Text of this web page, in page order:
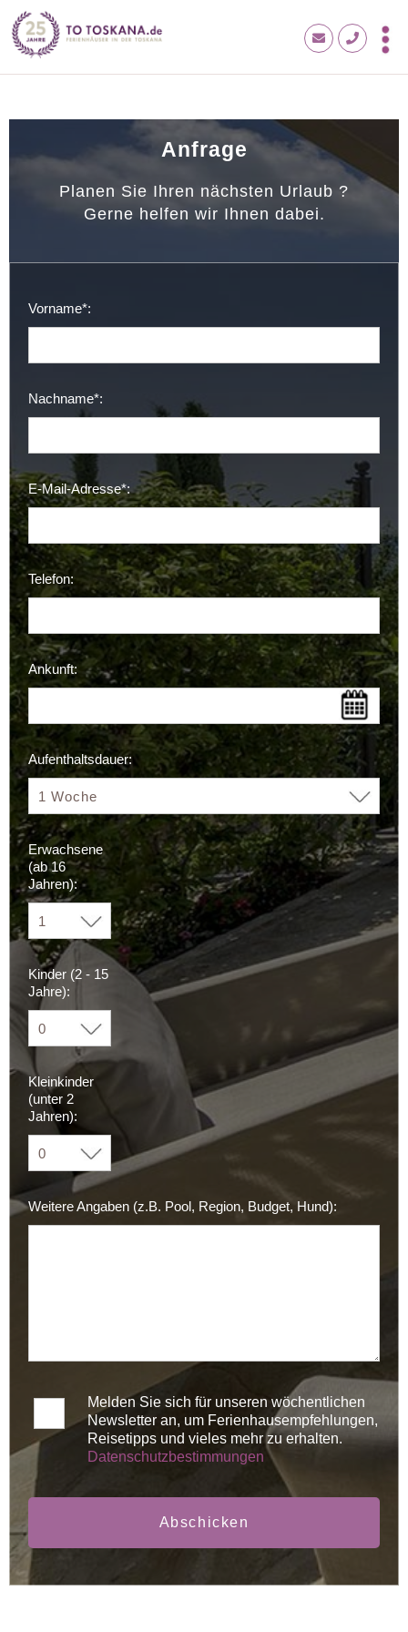
Anfrage
Planen Sie Ihren nächsten Urlaub ?
Gerne helfen wir Ihnen dabei.
Vorname*:
Nachname*:
E-Mail-Adresse*:
Telefon:
Ankunft:
Aufenthaltsdauer:
Erwachsene
(ab 16
Jahren):
Kinder (2 - 15
Jahre):
Kleinkinder
(unter 2
Jahren):
Weitere Angaben (z.B. Pool, Region, Budget, Hund):
Melden Sie sich für unseren wöchentlichen
Newsletter an, um Ferienhausempfehlungen,
Reisetipps und vieles mehr zu erhalten.
Datenschutzbestimmungen
Abschicken